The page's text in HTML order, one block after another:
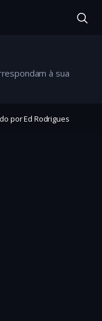
à sua
por Ed Rodrigues